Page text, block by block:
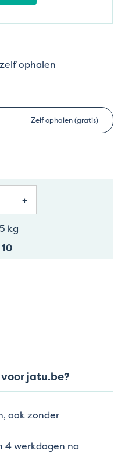
ophalen
Zelf ophalen (gratis)
+
25 kg
jatu.be?
ook zonder
4 werkdagen na